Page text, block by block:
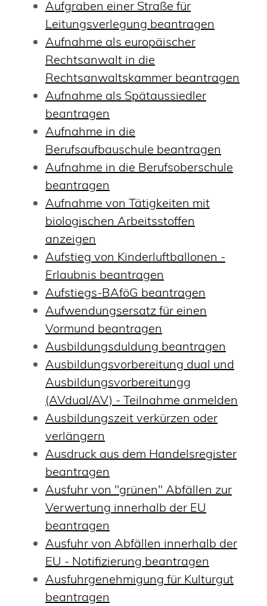
Aufgraben einer Straße für
Leitungsverlegung beantragen
Aufnahme als europäischer
Rechtsanwalt in die
Rechtsanwaltskammer beantragen
Aufnahme als Spätaussiedler
beantragen
Aufnahme in die
Berufsaufbauschule beantragen
Aufnahme in die Berufsoberschule
beantragen
Aufnahme von Tätigkeiten mit
biologischen Arbeitsstoffen
anzeigen
Aufstieg von Kinderluftballonen -
Erlaubnis beantragen
Aufstiegs-BAföG beantragen
Aufwendungsersatz für einen
Vormund beantragen
Ausbildungsduldung beantragen
Ausbildungsvorbereitung dual und
Ausbildungsvorbereitungg
(AVdual/AV) - Teilnahme anmelden
Ausbildungszeit verkürzen oder
verlängern
Ausdruck aus dem Handelsregister
beantragen
Ausfuhr von "grünen" Abfällen zur
Verwertung innerhalb der EU
beantragen
Ausfuhr von Abfällen innerhalb der
EU - Notifizierung beantragen
Ausfuhrgenehmigung für Kulturgut
beantragen